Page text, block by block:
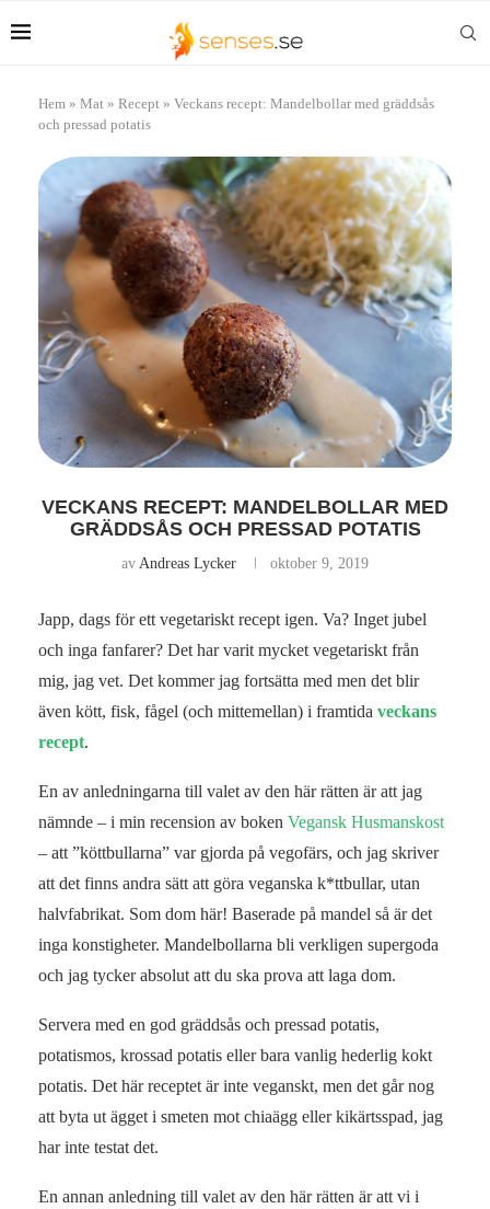
Hem » Mat » Recept » Veckans recept: Mandelbollar med gräddsås
och pressad potatis
VECKANS RECEPT: MANDELBOLLAR MED
GRÄDDSÅS OCH PRESSAD POTATIS
av Andreas Lycker oktober 9, 2019
Japp, dags för ett vegetariskt recept igen. Va? Inget jubel
och inga fanfarer? Det har varit mycket vegetariskt från
mig, jag vet. Det kommer jag fortsätta med men det blir
även kött, fisk, fågel (och mittemellan) i framtida veckans
recept.
En av anledningarna till valet av den här rätten är att jag
nämnde – i min recension av boken Vegansk Husmanskost
– att ”köttbullarna” var gjorda på vegofärs, och jag skriver
att det finns andra sätt att göra veganska k*ttbullar, utan
halvfabrikat. Som dom här! Baserade på mandel så är det
inga konstigheter. Mandelbollarna bli verkligen supergoda
och jag tycker absolut att du ska prova att laga dom.
Servera med en god gräddsås och pressad potatis,
potatismos, krossad potatis eller bara vanlig hederlig kokt
potatis. Det här receptet är inte veganskt, men det går nog
att byta ut ägget i smeten mot chiaägg eller kikärtsspad, jag
har inte testat det.
En annan anledning till valet av den här rätten är att vi i